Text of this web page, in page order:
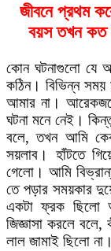
জীবনে প্রথম
বয়স তখন কত
কোন ঘটনাগুলো যে
কঠিন। বিভিন্ন সময়
আমার না।
ঘটনা মনে নেই।
বলে, তখন আমি
সয়লাব। হাঁটতে
গেলো। আমি
তে পড়ার সময়কার
একটা ফ্রক ছিলো
জিজ্ঞাসা করলে
লাল জামাই ছিলো